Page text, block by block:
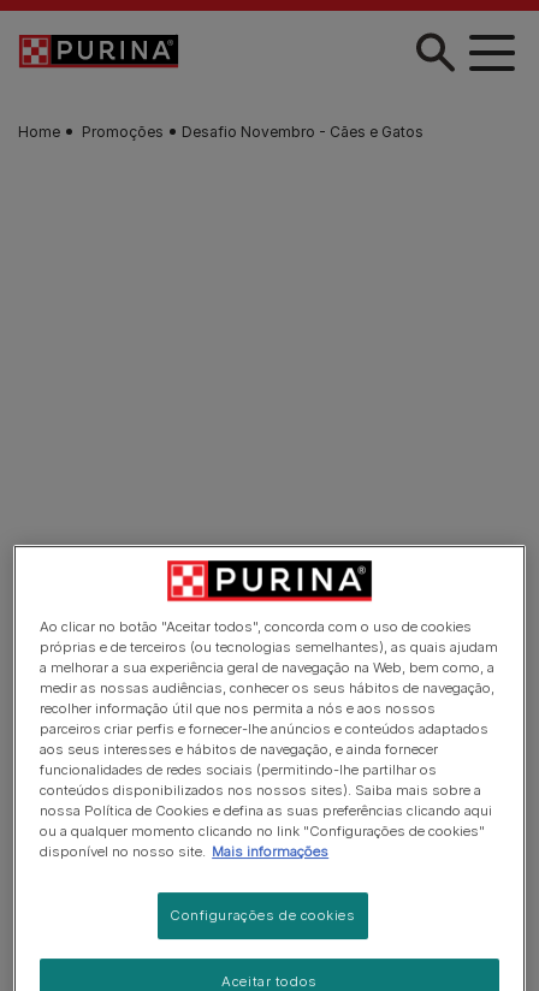
Skip to main content
Home Promoções Desafio Novembro - Cães e Gatos
Ao clicar no botão "Aceitar todos", concorda com o uso de cookies
próprias e de terceiros (ou tecnologias semelhantes), as quais ajudam
a melhorar a sua experiência geral de navegação na Web, bem como, a
medir as nossas audiências, conhecer os seus hábitos de navegação,
recolher informação útil que nos permita a nós e aos nossos
parceiros criar perfis e fornecer-lhe anúncios e conteúdos adaptados
aos seus interesses e hábitos de navegação, e ainda fornecer
funcionalidades de redes sociais (permitindo-lhe partilhar os
conteúdos disponibilizados nos nossos sites). Saiba mais sobre a
nossa Política de Cookies e defina as suas preferências clicando aqui
ou a qualquer momento clicando no link "Configurações de cookies"
disponível no nosso site.
Mais informações
Configurações de cookies
Aceitar todos